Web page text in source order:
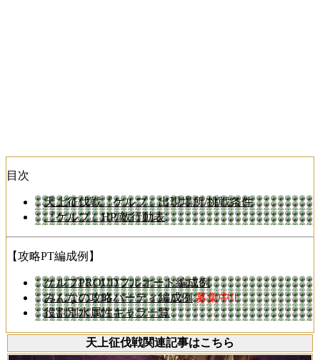
目次
天上征伐戦『ケルブ』出現場所/挑戦条件
『ケルブ』HP/敵行動表
【攻略PT編成例】
ケルブPROUDフルオート編成例
みんなの攻略パーティ編成例 募集中!!
役割別水属性キャラ一覧
天上征伐戦関連記事はこちら